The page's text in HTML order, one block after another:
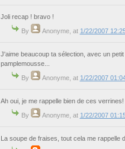
Joli recap ! bravo !
By
Anonyme, at 1/22/2007
J'aime beaucoup ta sélection, avec un
pamplemousse...
By
Anonyme, at 1/22/2007
Ah oui, je me rappelle bien de ces verrines!
By
Anonyme, at 1/22/2007
La soupe de fraises, tout cela me rappelle